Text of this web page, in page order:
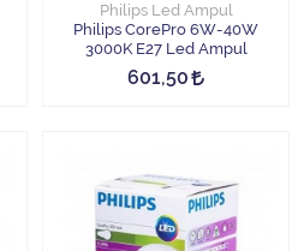
Philips Led Ampul
Philips CorePro 6W-40W
3000K E27 Led Ampul
601,50